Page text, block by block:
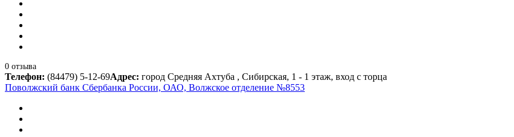
0 отзыва
Телефон: (84479) 5-12-69Адрес: город Средняя Ахтуба , Сибирская, 1 - 1 этаж, вход с торца
Поволжский банк Сбербанка России, ОАО, Волжское отделение №8553